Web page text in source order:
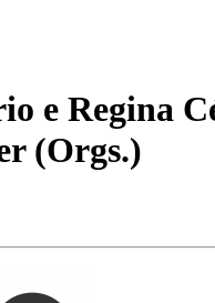
e Regina
(Orgs.)